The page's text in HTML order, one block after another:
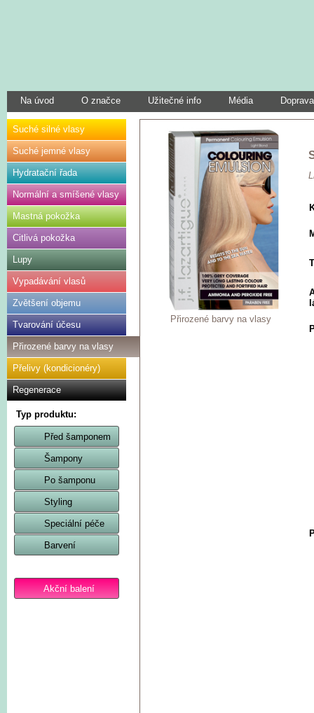
Na úvod O značce Užitečné info Média
Suché silné vlasy
Suché jemné vlasy
Hydratační řada
Normální a smíšené vlasy
Mastná pokožka
Citlivá pokožka
Lupy
Vypadávání vlasů
Zvětšení objemu
Tvarování účesu
Přirozené barvy na vlasy
Přelivy (kondicionéry)
Regenerace
Typ produktu:
Před šamponem
Šampony
Po šamponu
Styling
Speciální péče
Barvení
Akční balení
Přirozené barvy na vlasy